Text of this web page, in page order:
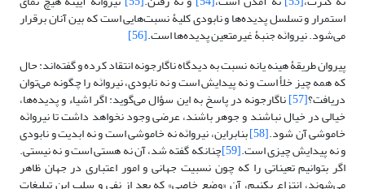
استمرار و تسلسل پدیده‌ها و نابودی کلیۀ نسبت‌هایی است که بین آنان برقرار
‌می‌شود. نیروانَه جنبۀ غیرمتعین پدیده‌ها است.[56]
پیروان طریقۀ هینه یانه نسبت به دیدگاه ناگارجونه انتقاد کرده و گفته‌اند: حال
که همه چیز خلأ است و نه پیدایش است و نه نابودی، نیروانَه را چگونه ‌می‌توان
دریافت؟[57] ناگارجونه در پاسخ به این سؤال ‌می‌گوید: اگر اشیاء و پدیده‌ها،
خیالی در خیال نباشند و جوهر باشند، عرضی وجود نخواهد داشت تا نیروانَه
خاموشی آن شود.[58] بنابراین، نیروانَه نه خاموشی است و نه ابدیت و نابودی
و نه پیدایش چیزی است.[59] چنانکه گفته شد، آن نه هستی است و نه نیستی.
اگر بتوانیم تعیناتی را که چون نسبیت جهانی و امور اعتباری در جهان ظاهر